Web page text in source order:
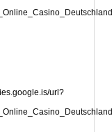
url?